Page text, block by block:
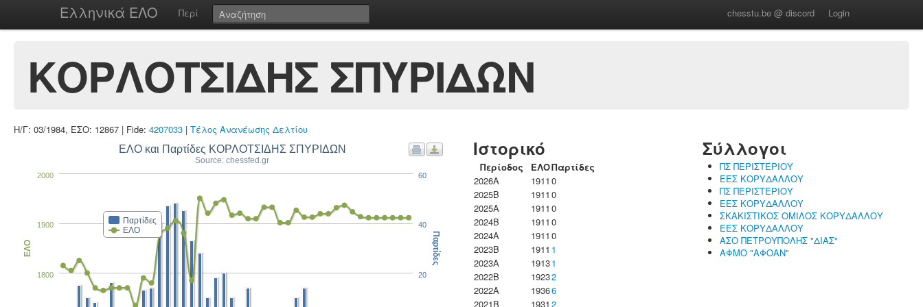
Ελληνικά ΕΛΟ Περί chesstu.be @ discord Login
ΚΟΡΛΟΤΣΙΔΗΣ ΣΠΥΡΙΔΩΝ
Η/Γ: 03/1984, ΕΣΟ: 12867 | Fide: 4207033 | Τέλος Ανανέωσης Δελτίου
ΕΛΟ και Παρτίδες ΚΟΡΛΟΤΣΙΔΗΣ ΣΠΥΡΙΔΩΝ
Source: chessfed.gr
Παρτίδες
ΕΛΟ
1800
1900
2000
ΕΛΟ
20
40
60
Παρτίδες
Ιστορικό
Περίοδος ΕΛΟΠαρτίδες
2026A
1911 0
2025B
1911 0
2025A
1911 0
2024B
1911 0
2024A
1911 0
2023B
1911 1
2023Α
19131
2022B
19232
2022A
19366
2021B
1931 2
Σύλλογοι
ΠΣ ΠΕΡΙΣΤΕΡΙΟΥ
ΕΕΣ ΚΟΡΥΔΑΛΛΟΥ
ΠΣ ΠΕΡΙΣΤΕΡΙΟΥ
ΕΕΣ ΚΟΡΥΔΑΛΛΟΥ
ΣΚΑΚΙΣΤΙΚΟΣ ΟΜΙΛΟΣ ΚΟΡΥΔΑΛΛΟΥ
ΕΕΣ ΚΟΡΥΔΑΛΛΟΥ
ΑΣΟ ΠΕΤΡΟΥΠΟΛΗΣ "ΔΙΑΣ"
ΑΦΜΟ "ΑΦΟΑΝ"